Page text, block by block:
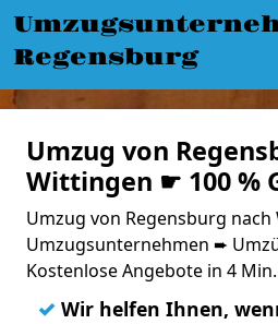
Regensburg
Umzug von
Wittingen ☛ 100 %
Umzug von Regensburg nach
Umzugsunternehmen ➨
Kostenlose Angebote in 4 Min.
✓ Wir helfen Ihnen,